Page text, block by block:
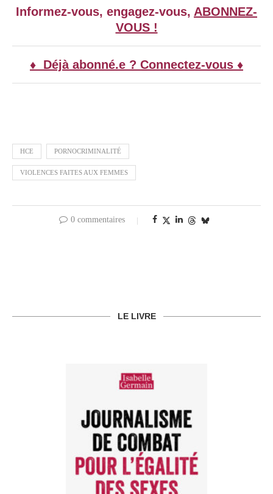
Informez-vous, engagez-vous, ABONNEZ-
VOUS !
♦ Déjà abonné.e ? Connectez-vous ♦
HCE PORNOCRIMINALITÉ
VIOLENCES FAITES AUX FEMMES
0 commentaires
LE LIVRE